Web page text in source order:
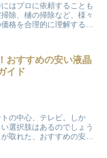
はプロに依頼することも
除、樋の掃除など、様々
格を合理的に理解するた
おすすめの安い液晶
イド
の中心、テレビ。しか
選択肢はあるのでしょう
取れた、おすすめの安い